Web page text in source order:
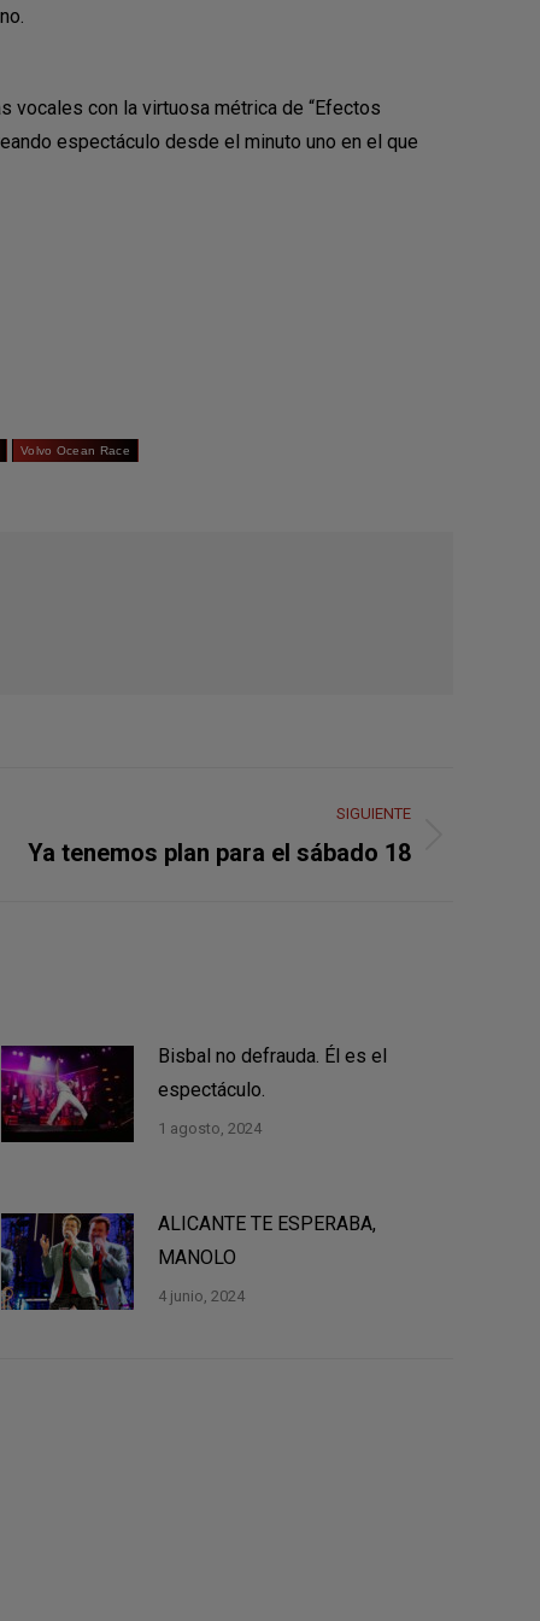
vocales con la virtuosa métrica de “Efectos
espectáculo desde el minuto uno en el que
Volvo Ocean Race
SIGUIENTE
Ya tenemos plan para el sábado 18
Bisbal no defrauda. Él es el
espectáculo.
1 agosto, 2024
ALICANTE TE ESPERABA,
MANOLO
4 junio, 2024